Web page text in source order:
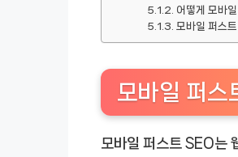
어떻게 모바
모바일 퍼스
모바일 퍼스
모바일 퍼스트 SEO는